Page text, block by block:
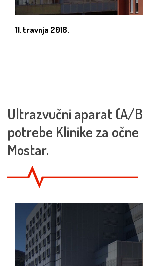
11. travnja 2018.
Ultrazvučni aparat (A/B
potrebe Klinike za očne
Mostar.